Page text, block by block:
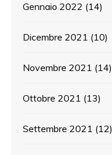
Gennaio 2022 (14)
Dicembre 2021 (10)
Novembre 2021 (14)
Ottobre 2021 (13)
Settembre 2021 (12)